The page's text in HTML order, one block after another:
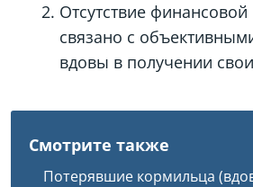
Отсутствие
связано с
вдовы в получении
Смотрите также
Потерявшие кормильца